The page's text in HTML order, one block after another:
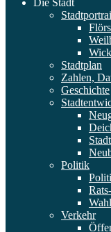
Die Stadt
Stadtplan
Zahlen,
Geschichte
Politik
Verkehr